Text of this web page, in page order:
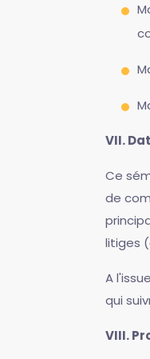
VII.
Ce
de
litiges
A
qui
VIII.